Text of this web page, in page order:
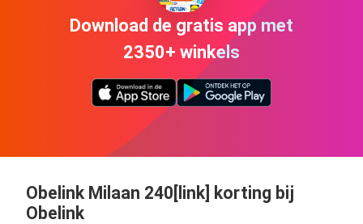
Download de gratis app met
2350+ winkels
Obelink Milaan 240[link] korting bij
Obelink